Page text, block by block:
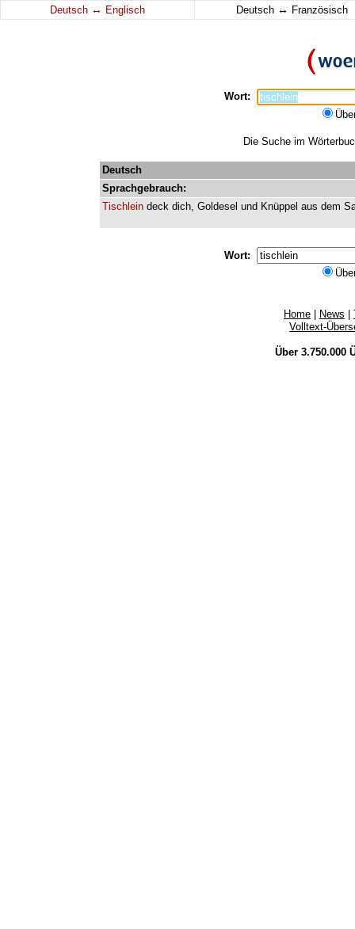
Deutsch ↔ Englisch Deutsch ↔ Französisch
Wort:
Die Suche im
Deutsch
Sprachgebrauch:
Tischlein deck dich, Goldesel und Knüppel aus dem
Wort:
Home News
Volltext-
Über 3.750.000